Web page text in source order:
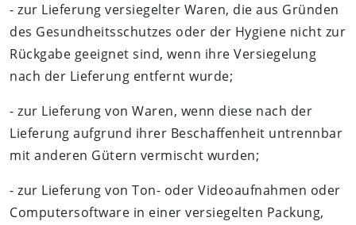
- zur Lieferung versiegelter Waren, die aus Gründen
des Gesundheitsschutzes oder der Hygiene nicht zur
Rückgabe geeignet sind, wenn ihre Versiegelung
nach der Lieferung entfernt wurde;
- zur Lieferung von Waren, wenn diese nach der
Lieferung aufgrund ihrer Beschaffenheit untrennbar
mit anderen Gütern vermischt wurden;
- zur Lieferung von Ton- oder Videoaufnahmen oder
Computersoftware in einer versiegelten Packung,